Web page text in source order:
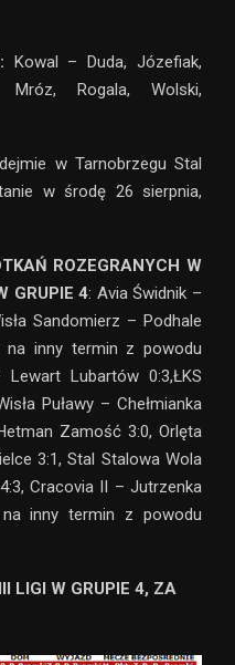
Kowal – Duda, Józefiak,
Mróz, Rogala, Wolski,
w Tarnobrzegu Stal
w środę 26 sierpnia,
ROZEGRANYCH W
GRUPIE 4: Avia Świdnik –
Sandomierz – Podhale
na inny termin z powodu
Lubartów 0:3,ŁKS
Puławy – Chełmianka
Zamość 3:0, Orlęta
3:1, Stal Stalowa Wola
Cracovia II – Jutrzenka
na inny termin z powodu
LIGI W GRUPIE 4, ZA